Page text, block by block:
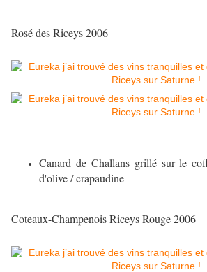
Rosé des Riceys 2006
Canard de Challans grillé sur le
d'olive / crapaudine
Coteaux-Champenois Riceys Rouge 2006